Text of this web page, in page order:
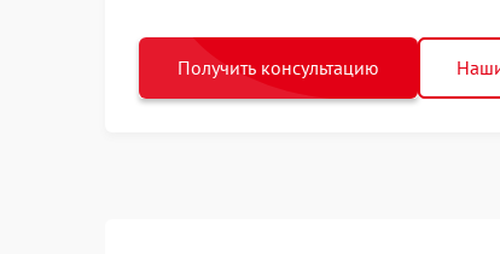
Получить консультацию